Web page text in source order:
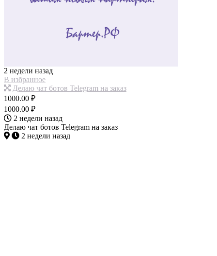
2 недели назад
В избранное
Делаю чат ботов Telegram на заказ
1000.00 ₽
1000.00 ₽
2 недели назад
Делаю чат ботов Telegram на заказ
2 недели назад